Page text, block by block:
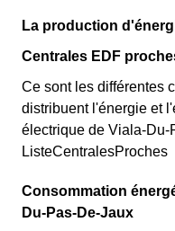
La production
Centrales EDF
Ce sont les différentes
distribuent l'énergie et
électrique de Viala-Du-
ListeCentralesProches
Consommation
Du-Pas-De-Jaux